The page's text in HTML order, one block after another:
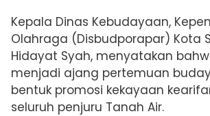
Kepala Dinas Kebudayaan,
Olahraga (Disbudporapar) Kota
Hidayat Syah, menyatakan
menjadi ajang pertemuan
bentuk promosi kekayaan
seluruh penjuru Tanah Air.